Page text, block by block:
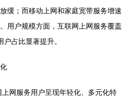
缓；而移动上网和家庭宽带服务增速
用户规模方面，互联网上网服务覆盖
占比显著提升。
网服务用户呈现年轻化、多元化特